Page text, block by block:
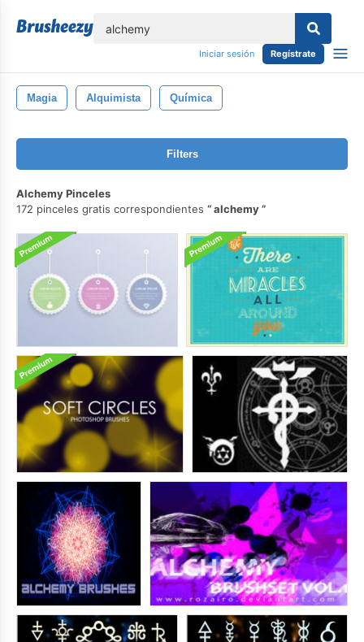
Iniciar sesión Regístrate
Magia Alquimista Química
Filters
Alchemy Pinceles
172 pinceles gratis correspondientes
alchemy